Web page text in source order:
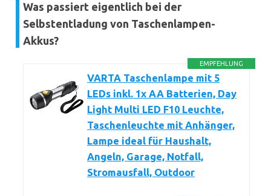
Was passiert eigentlich bei der
Selbstentladung von Taschenlampen-
Akkus?
EMPFEHLUNG
VARTA Taschenlampe mit 5
LEDs inkl. 1x AA Batterien, Day
Light Multi LED F10 Leuchte,
Taschenleuchte mit Anhänger,
Lampe ideal für Haushalt,
Angeln, Garage, Notfall,
Stromausfall, Outdoor